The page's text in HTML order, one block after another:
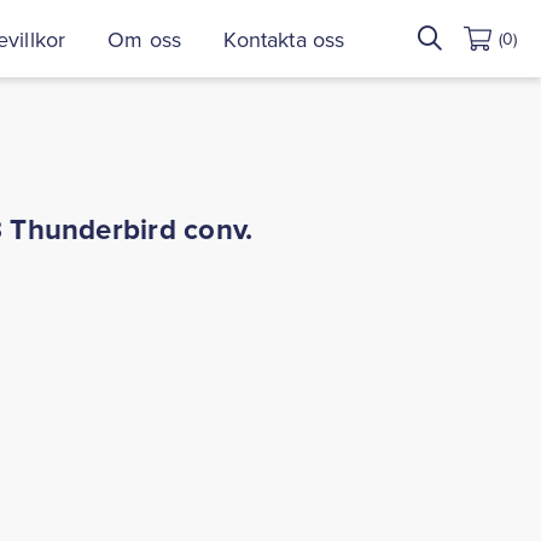
Om oss Kontakta oss
Sök
efter:
(0)
conv.